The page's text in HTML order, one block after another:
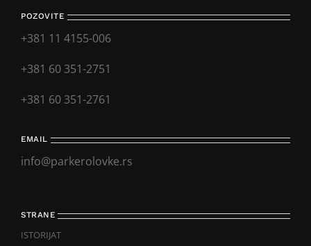
POZOVITE
+381 11 4155-006
+381 60 351-2751
+381 60 351-2761
EMAIL
info@parkerolovke.rs
STRANE
ISTORIJAT